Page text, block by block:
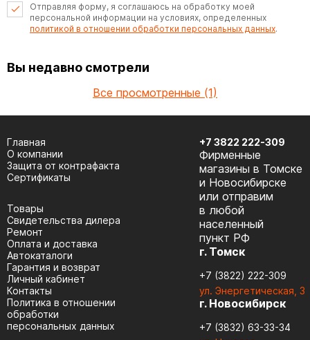
Отправляя форму, я соглашаюсь на обработку моей
персональной информации на условиях, определенных
политикой в отношении обработки персональных данных.
Вы недавно смотрели
Все просмотренные (1)
Главная
О компании
Защита от контрафакта
Сертификаты
Товары
Cвидетельства дилера
Ремонт
Оплата и доставка
Автокаталоги
Гарантия и возврат
Личный кабинет
Контакты
Политика в отношении
обработки
персональных данных
+7 3822 222-309
Фирменные
магазины в Томске
и Новосибирске
или отправим
в любой
населенный
пункт РФ
г. Томск
+7 (3822) 222-309
ул. Энергетическая, 3
г. Новосибирск
+7 (3832) 63-33-34